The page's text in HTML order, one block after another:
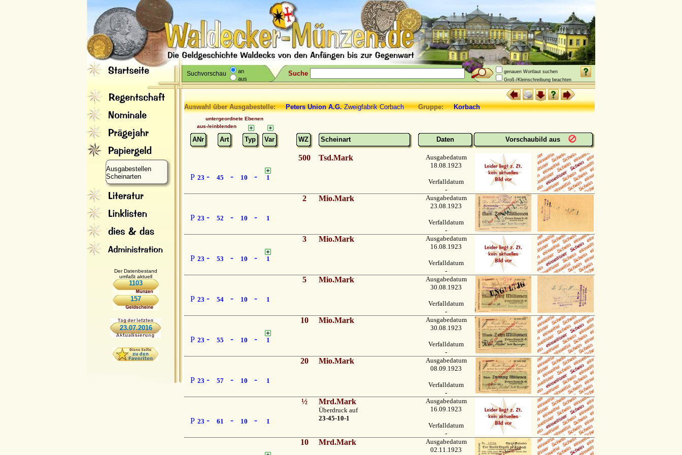
Suchvorschau
an
aus
Suche
genauen Wortlaut suchen
Groß-/Kleinschreibung beachten
Ausgabestellen
Scheinarten
Der Datenbestand
umfaßt aktuell
1103
157
23.07.2016
Auswahl über Ausgabestelle: Peters Union A.G.Zweigfabrik CorbachGruppe:Korbach
untergeordnete Ebenen
aus-/einblenden
ANr Art Typ Var WZ Scheinart Daten Vorschaubild aus
P 23 - 45 - 10 - 1
500 Tsd.Mark
Ausgabedatum
18.08.1923
Verfalldatum
-
P 23 - 52 - 10 - 1
2 Mio.Mark
Ausgabedatum
23.08.1923
Verfalldatum
-
P 23 - 53 - 10 - 1
3 Mio.Mark
Ausgabedatum
16.08.1923
Verfalldatum
-
P 23 - 54 - 10 - 1
5 Mio.Mark
Ausgabedatum
30.08.1923
Verfalldatum
-
P 23 - 55 - 10 - 1
10 Mio.Mark
Ausgabedatum
30.08.1923
Verfalldatum
-
P 23 - 57 - 10 - 1
20 Mio.Mark
Ausgabedatum
08.09.1923
Verfalldatum
-
P 23 - 61 - 10 - 1
½ Mrd.Mark
Überdruck auf
23-45-10-1
Ausgabedatum
16.09.1923
Verfalldatum
-
10 Mrd.Mark
Ausgabedatum
02.11.1923